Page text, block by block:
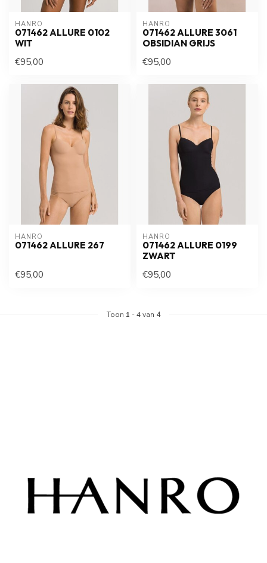
HANRO
071462 ALLURE 0102
WIT
€95,00
HANRO
071462 ALLURE 3061
OBSIDIAN GRIJS
€95,00
HANRO
071462 ALLURE 267
€95,00
HANRO
071462 ALLURE 0199
ZWART
€95,00
Toon 1 -4van 4